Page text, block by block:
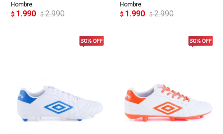
Hombre
$ 1.990 $ 2.990
Hombre
$ 1.990 $ 2.990